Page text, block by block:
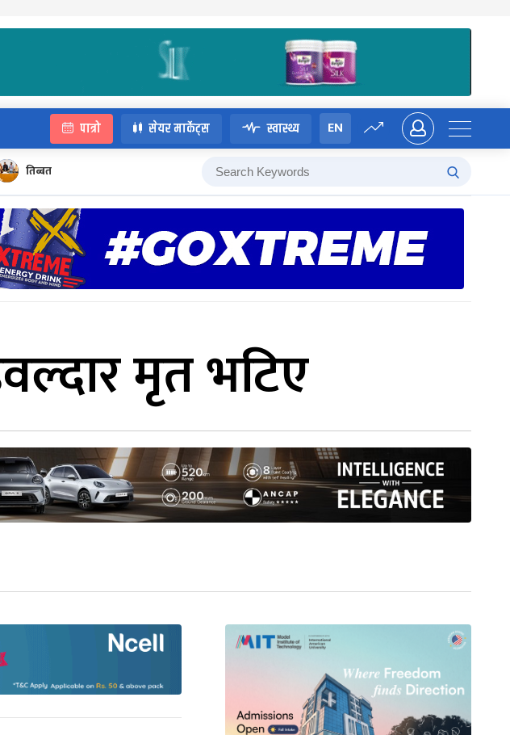
पात्रो सेयर मार्केट्स स्वास्थ्य EN
तिब्बत
मृत भटिए